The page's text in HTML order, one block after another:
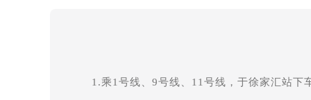
1.乘1号线、9号线、11号线，于徐家汇站下